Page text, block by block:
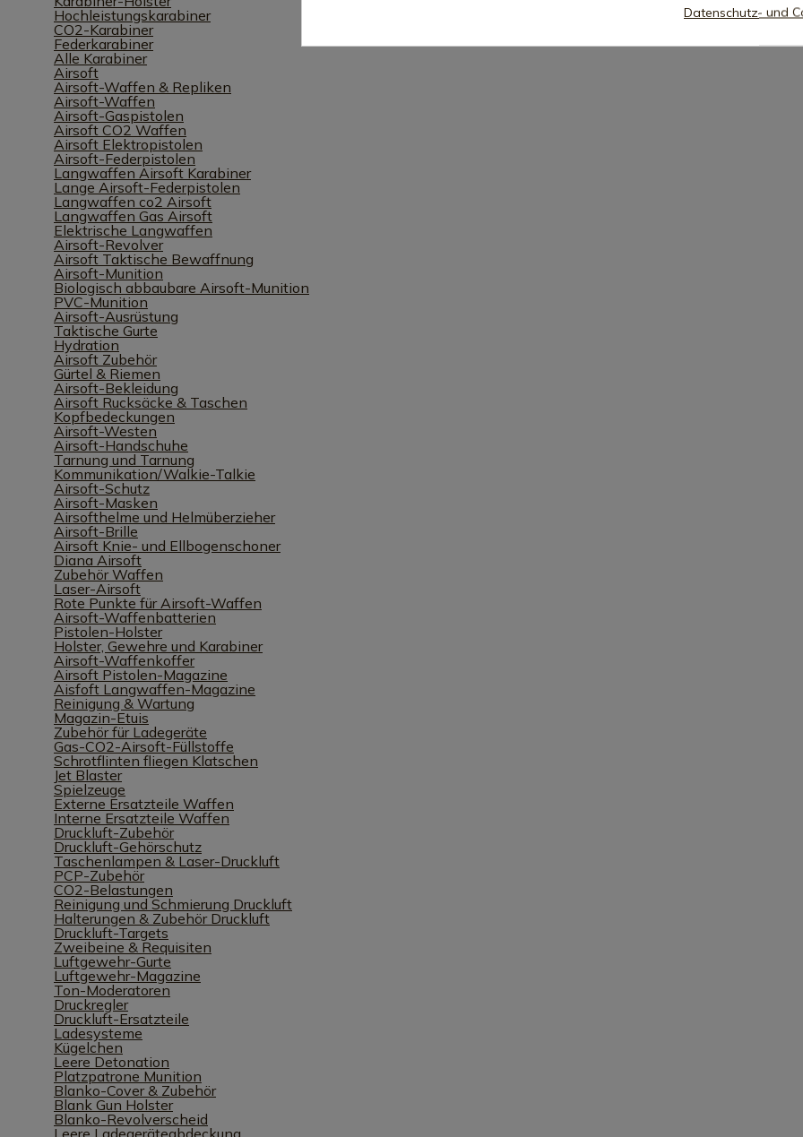
Hochleistungskarabiner
CO2-Karabiner
Federkarabiner
Alle Karabiner
Airsoft
Airsoft-Waffen & Repliken
Airsoft-Waffen
Airsoft-Gaspistolen
Airsoft CO2 Waffen
Airsoft Elektropistolen
Airsoft-Federpistolen
Langwaffen Airsoft Karabiner
Lange Airsoft-Federpistolen
Langwaffen co2 Airsoft
Langwaffen Gas Airsoft
Elektrische Langwaffen
Airsoft-Revolver
Airsoft Taktische Bewaffnung
Airsoft-Munition
Biologisch abbaubare Airsoft-Munition
PVC-Munition
Airsoft-Ausrüstung
Taktische Gurte
Hydration
Airsoft Zubehör
Gürtel & Riemen
Airsoft-Bekleidung
Airsoft Rucksäcke & Taschen
Kopfbedeckungen
Airsoft-Westen
Airsoft-Handschuhe
Tarnung und Tarnung
Kommunikation/Walkie-Talkie
Airsoft-Schutz
Airsoft-Masken
Airsofthelme und Helmüberzieher
Airsoft-Brille
Airsoft Knie- und Ellbogenschoner
Diana Airsoft
Zubehör Waffen
Laser-Airsoft
Rote Punkte für Airsoft-Waffen
Airsoft-Waffenbatterien
Pistolen-Holster
Holster, Gewehre und Karabiner
Airsoft-Waffenkoffer
Airsoft Pistolen-Magazine
Aisfoft Langwaffen-Magazine
Reinigung & Wartung
Magazin-Etuis
Zubehör für Ladegeräte
Gas-CO2-Airsoft-Füllstoffe
Schrotflinten fliegen Klatschen
Jet Blaster
Spielzeuge
Externe Ersatzteile Waffen
Interne Ersatzteile Waffen
Druckluft-Zubehör
Druckluft-Gehörschutz
Taschenlampen & Laser-Druckluft
PCP-Zubehör
CO2-Belastungen
Reinigung und Schmierung Druckluft
Halterungen & Zubehör Druckluft
Druckluft-Targets
Zweibeine & Requisiten
Luftgewehr-Gurte
Luftgewehr-Magazine
Ton-Moderatoren
Druckregler
Druckluft-Ersatzteile
Ladesysteme
Kügelchen
Leere Detonation
Platzpatrone Munition
Blanko-Cover & Zubehör
Blank Gun Holster
Blanko-Revolverscheid
Leere Ladegeräteabdeckung
Datenschutz- und